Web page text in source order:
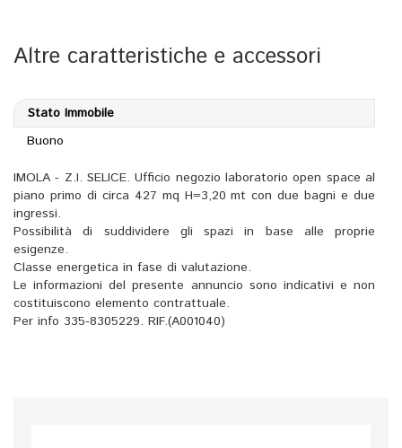
Altre caratteristiche e accessori
Stato Immobile
Buono
IMOLA - Z.I. SELICE. Ufficio negozio laboratorio open space al
piano primo di circa 427 mq H=3,20 mt con due bagni e due
ingressi.
Possibilità di suddividere gli spazi in base alle proprie
esigenze.
Classe energetica in fase di valutazione.
Le informazioni del presente annuncio sono indicativi e non
costituiscono elemento contrattuale.
Per info 335-8305229. RIF.(A001040)